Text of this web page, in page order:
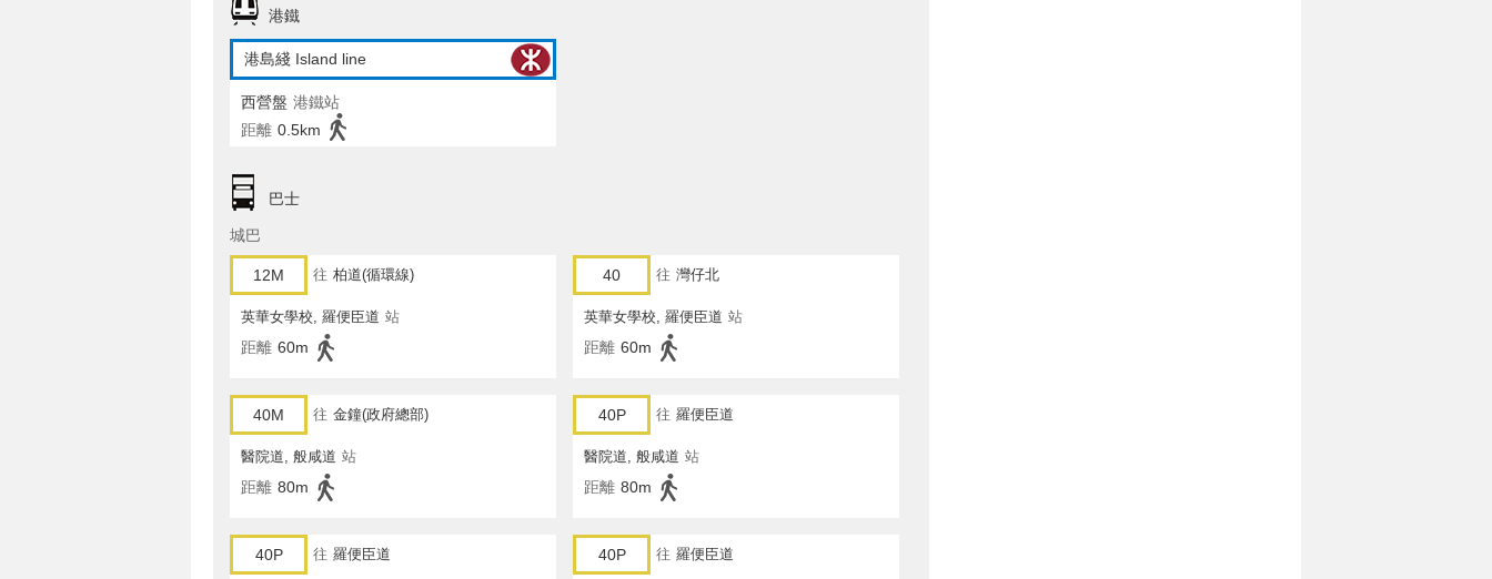
港鐵
港島綫 Island line
西營盤 港鐵站
距離 0.5km
巴士
城巴
12M 往 柏道(循環線)
英華女學校, 羅便臣道 站
距離 60m
40 往 灣仔北
英華女學校, 羅便臣道 站
距離 60m
40M 往 金鐘(政府總部)
醫院道, 般咸道 站
距離 80m
40P 往 羅便臣道
醫院道, 般咸道 站
距離 80m
40P 往 羅便臣道 40P 往 羅便臣道